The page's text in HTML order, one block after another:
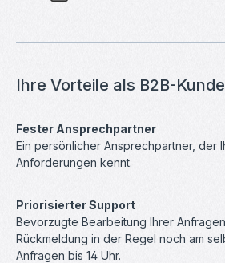
Ihre Vorteile als B2B-
Fester Ansprechpartner
Ein persönlicher Ansprechpartner, der
Anforderungen kennt.
Priorisierter Support
Bevorzugte Bearbeitung Ihrer
Rückmeldung in der Regel noch am
Anfragen bis 14 Uhr.